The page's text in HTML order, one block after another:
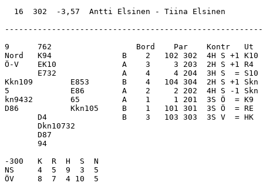
9      762                  Bord    Par    Kontr   Ut
Nord   K94               B    2   102 302  4H S +1
Ö-V    EK10              A    3     3 203  2H S +1 R4
E732              A    4     4 204  3H S  = S10
Kkn109        E853       B    4   104 304  2H S +1
5             E86        A    2     2 202  4H S -1 Skn
kn9432        65         A    1     1 201  3S Ö  = K9
D86           Kkn105     B    1   101 301  3S Ö  =
D4                B    3   103 303  3S V  = HK
       Dkn10732
       D87
       94
-300   K  R  H  S  N
NS     4  5  9  3  5
ÖV     8  7  4 10  5